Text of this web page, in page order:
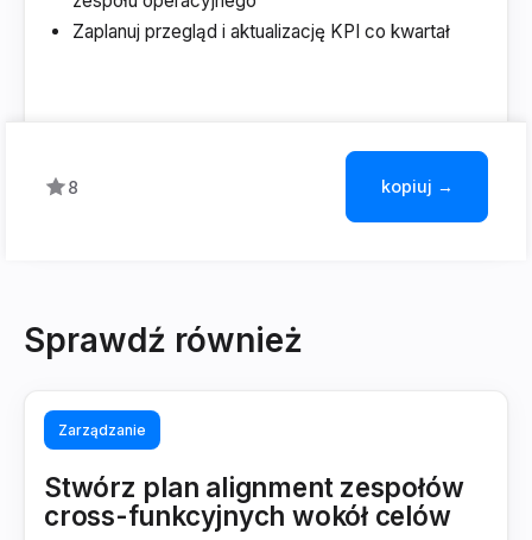
Zaplanuj przegląd i aktualizację KPI co kwartał
8 kopiuj →
Sprawdź również
Zarządzanie
Stwórz plan alignment zespołów
cross-funkcyjnych wokół celów